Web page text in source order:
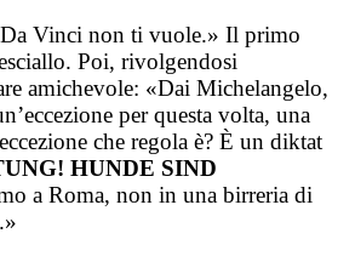
Vinci non ti vuole.» Il primo
Poi, rivolgendosi
amichevole: «Dai Michelangelo,
per questa volta, una
che regola è? È un diktat
HUNDE SIND
a Roma, non in una birreria di